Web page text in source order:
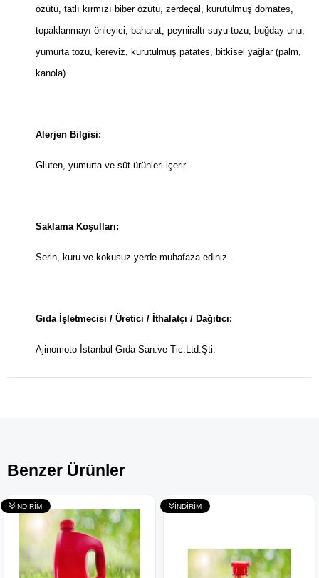
özütü, tatlı kırmızı biber özütü, zerdeçal, kurutulmuş domates,
topaklanmayı önleyici, baharat, peyniraltı suyu tozu, buğday unu,
yumurta tozu, kereviz, kurutulmuş patates, bitkisel yağlar (palm,
kanola).
Alerjen Bilgisi:
Gluten, yumurta ve süt ürünleri içerir.
Saklama Koşulları:
Serin, kuru ve kokusuz yerde muhafaza ediniz.
Gıda İşletmecisi / Üretici / İthalatçı / Dağıtıcı:
Ajinomoto İstanbul Gıda San.ve Tic.Ltd.Şti.
Benzer Ürünler